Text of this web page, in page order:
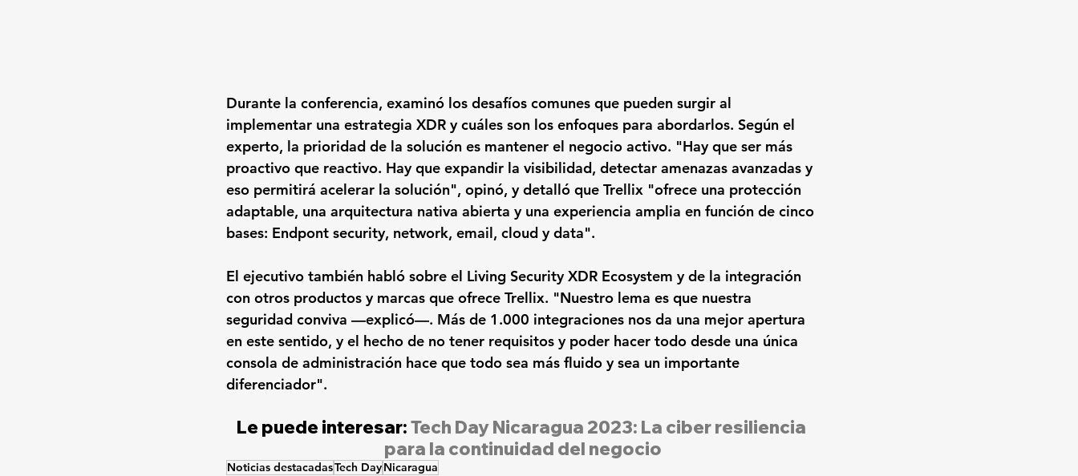
Durante la conferencia, examinó los desafíos comunes que pueden surgir al
implementar una estrategia XDR y cuáles son los enfoques para abordarlos. Según el
experto, la prioridad de la solución es mantener el negocio activo. "Hay que ser más
proactivo que reactivo. Hay que expandir la visibilidad, detectar amenazas avanzadas y
eso permitirá acelerar la solución", opinó, y detalló que Trellix "ofrece una protección
adaptable, una arquitectura nativa abierta y una experiencia amplia en función de cinco
bases: Endpont security, network, email, cloud y data".
El ejecutivo también habló sobre el Living Security XDR Ecosystem y de la integración
con otros productos y marcas que ofrece Trellix. "Nuestro lema es que nuestra
seguridad conviva —explicó—. Más de 1.000 integraciones nos da una mejor apertura
en este sentido, y el hecho de no tener requisitos y poder hacer todo desde una única
consola de administración hace que todo sea más fluido y sea un importante
diferenciador".
Le puede interesar: Tech Day Nicaragua 2023: La ciber resiliencia
para la continuidad del negocio
Noticias destacadasTech DayNicaragua